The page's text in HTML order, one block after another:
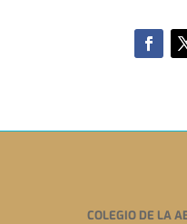
COLEGIO DE LA